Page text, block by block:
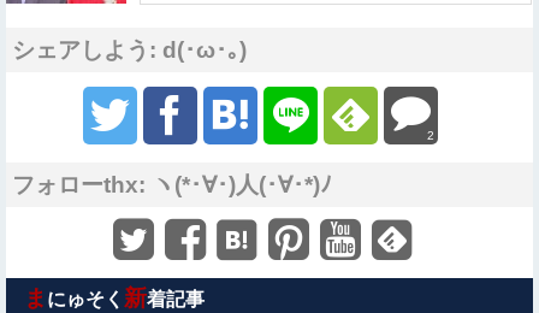
シェアしよう: d(･ω･｡)
2
フォローthx: ヽ(*･∀･)人(･∀･*)ﾉ
ま にゅそく 新着記事